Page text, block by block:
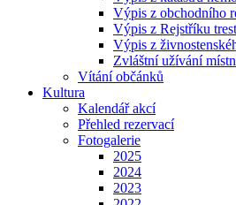
Výpis z obchodního
Výpis z Rejstříku
Výpis z
Zvláštní užívání
Vítání občánků
Kultura
Kalendář akcí
Přehled rezervací
Fotogalerie
2025
2024
2023